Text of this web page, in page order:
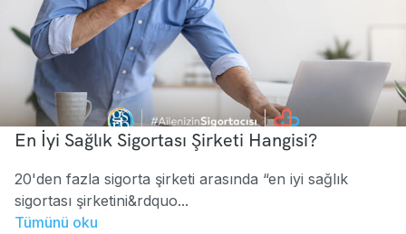
En İyi Sağlık Sigortası Şirketi Hangisi?
20'den fazla sigorta şirketi arasında “en iyi sağlık
sigortası şirketini&rdquo...
Tümünü oku